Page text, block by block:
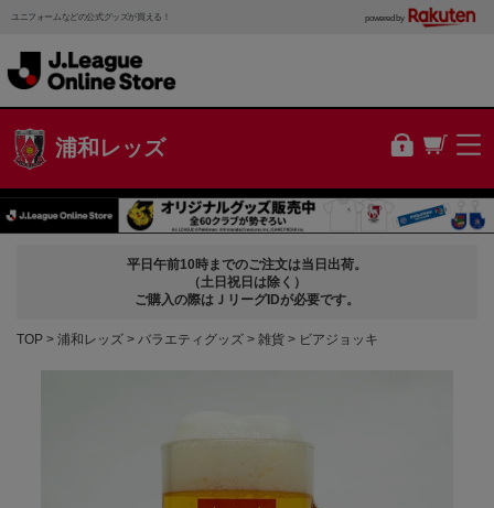
ユニフォームなどの公式グッズが買える！ powered by
浦和レッズ
平日午前10時までのご注文は当日出荷。
（土日祝日は除く）
ご購入の際はＪリーグIDが必要です。
TOP 浦和レッズ バラエティグッズ 雑貨 ビアジョッキ